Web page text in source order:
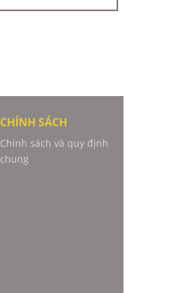
CHÍNH SÁCH
Chính sách và quy định
chung